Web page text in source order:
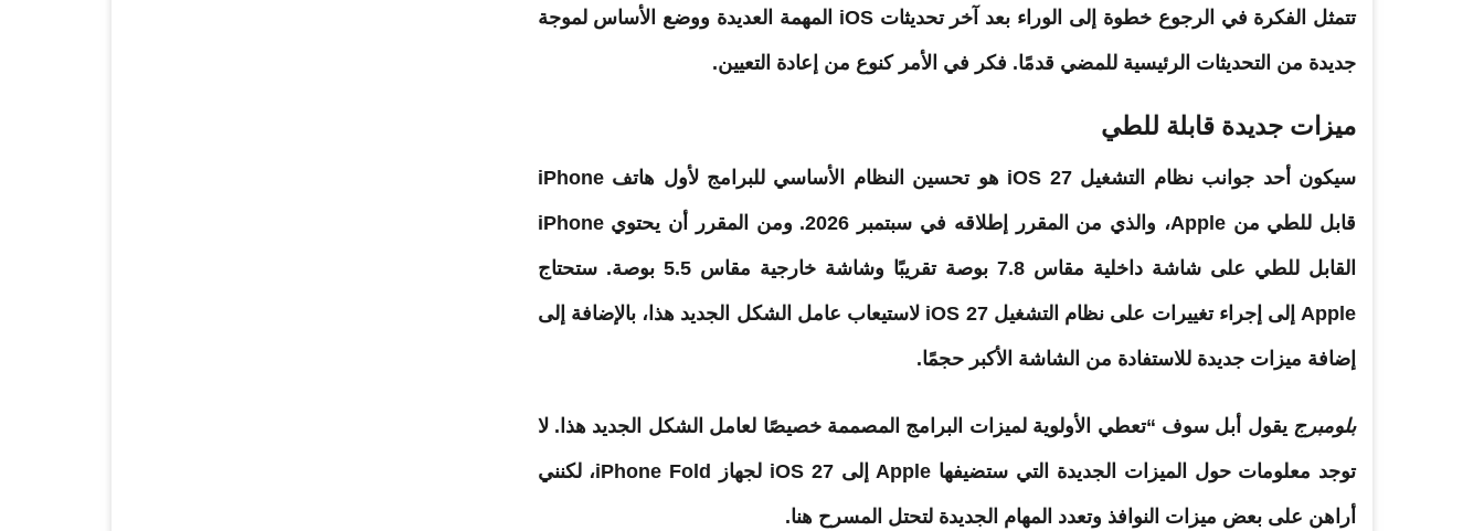
تتمثل الفكرة في الرجوع خطوة إلى الوراء بعد آخر تحديثات iOS المهمة العديدة ووضع الأساس لموجة
جديدة من التحديثات الرئيسية للمضي قدمًا. فكر في الأمر كنوع من إعادة التعيين.
ميزات جديدة قابلة للطي
سيكون أحد جوانب نظام التشغيل iOS 27 هو تحسين النظام الأساسي للبرامج لأول هاتف iPhone
قابل للطي من Apple، والذي من المقرر إطلاقه في سبتمبر 2026. ومن المقرر أن يحتوي iPhone
القابل للطي على شاشة داخلية مقاس 7.8 بوصة تقريبًا وشاشة خارجية مقاس 5.5 بوصة. ستحتاج
Apple إلى إجراء تغييرات على نظام التشغيل iOS 27 لاستيعاب عامل الشكل الجديد هذا، بالإضافة إلى
إضافة ميزات جديدة للاستفادة من الشاشة الأكبر حجمًا.
بلومبرج يقول أبل سوف “تعطي الأولوية لميزات البرامج المصممة خصيصًا لعامل الشكل الجديد هذا. لا
توجد معلومات حول الميزات الجديدة التي ستضيفها Apple إلى iOS 27 لجهاز iPhone Fold، لكنني
أراهن على بعض ميزات النوافذ وتعدد المهام الجديدة لتحتل المسرح هنا.